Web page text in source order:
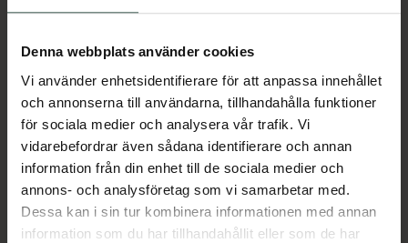
Denna webbplats använder cookies
Vi använder enhetsidentifierare för att anpassa innehållet
och annonserna till användarna, tillhandahålla funktioner
för sociala medier och analysera vår trafik. Vi
vidarebefordrar även sådana identifierare och annan
information från din enhet till de sociala medier och
annons- och analysföretag som vi samarbetar med.
Dessa kan i sin tur kombinera informationen med annan
information som du har tillhandahållit eller som de har
Aktuella erbjudanden
Beskrivning Dölj
Läs alltid bipacksedeln innan
användning.
EAN:07046264177693